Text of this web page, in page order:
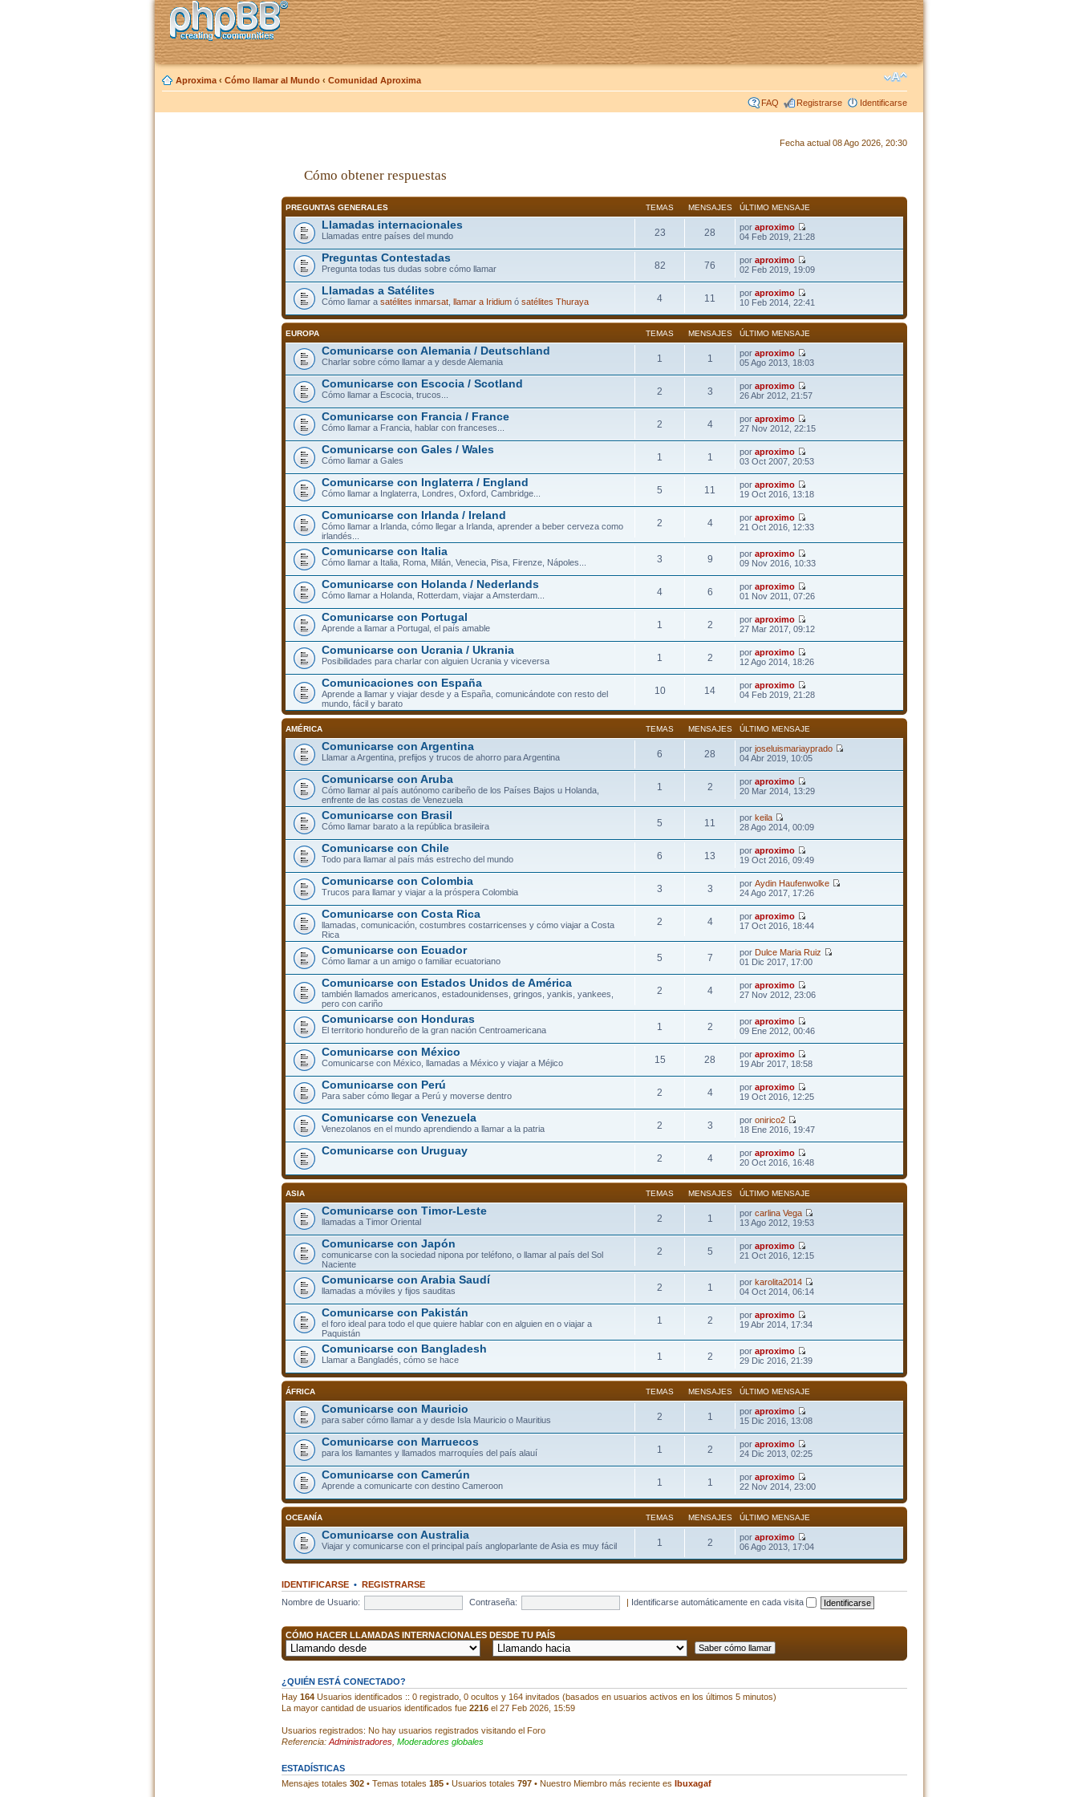
Aproxima ‹ Cómo llamar al Mundo ‹ Comunidad Aproxima
FAQ Registrarse Identificarse
Fecha actual 08 Ago 2026, 20:30
Cómo obtener respuestas
PREGUNTAS GENERALES TEMAS MENSAJES ÚLTIMO MENSAJE
Llamadas internacionales
Llamadas entre países del mundo 23 28 poraproximo
04 Feb 2019, 21:28
Preguntas Contestadas
Pregunta todas tus dudas sobre cómo llamar 82 76 poraproximo
02 Feb 2019, 19:09
Llamadas a Satélites
Cómo llamar a satélites inmarsat, llamar a Iridiumó satélites Thuraya 4 11 poraproximo
10 Feb 2014, 22:41
EUROPA TEMAS MENSAJES ÚLTIMO MENSAJE
Comunicarse con Alemania / Deutschland
Charlar sobre cómo llamar a y desde Alemania 1 1 poraproximo
05 Ago 2013, 18:03
Comunicarse con Escocia / Scotland
Cómo llamar a Escocia, trucos... 2 3 poraproximo
26 Abr 2012, 21:57
Comunicarse con Francia / France
Cómo llamar a Francia, hablar con franceses... 2 4 poraproximo
27 Nov 2012, 22:15
Comunicarse con Gales / Wales
Cómo llamar a Gales 1 1 poraproximo
03 Oct 2007, 20:53
Comunicarse con Inglaterra / England
Cómo llamar a Inglaterra, Londres, Oxford, Cambridge... 5 11 poraproximo
19 Oct 2016, 13:18
Comunicarse con Irlanda / Ireland
Cómo llamar a Irlanda, cómo llegar a Irlanda, aprender a beber cerveza como
irlandés...
2 4 poraproximo
21 Oct 2016, 12:33
Comunicarse con Italia
Cómo llamar a Italia, Roma, Milán, Venecia, Pisa, Firenze, Nápoles... 3 9 poraproximo
09 Nov 2016, 10:33
Comunicarse con Holanda / Nederlands
Cómo llamar a Holanda, Rotterdam, viajar a Amsterdam... 4 6 poraproximo
01 Nov 2011, 07:26
Comunicarse con Portugal
Aprende a llamar a Portugal, el país amable 1 2 poraproximo
27 Mar 2017, 09:12
Comunicarse con Ucrania / Ukrania
Posibilidades para charlar con alguien Ucrania y viceversa 1 2 poraproximo
12 Ago 2014, 18:26
Comunicaciones con España
Aprende a llamar y viajar desde y a España, comunicándote con resto del
mundo, fácil y barato
10 14 poraproximo
04 Feb 2019, 21:28
AMÉRICA TEMAS MENSAJES ÚLTIMO MENSAJE
Comunicarse con Argentina
Llamar a Argentina, prefijos y trucos de ahorro para Argentina 6 28 porjoseluismariayprado
04 Abr 2019, 10:05
Comunicarse con Aruba
Cómo llamar al país autónomo caribeño de los Países Bajos u Holanda,
enfrente de las costas de Venezuela
1 2 poraproximo
20 Mar 2014, 13:29
Comunicarse con Brasil
Cómo llamar barato a la república brasileira 5 11 porkeila
28 Ago 2014, 00:09
Comunicarse con Chile
Todo para llamar al país más estrecho del mundo 6 13 poraproximo
19 Oct 2016, 09:49
Comunicarse con Colombia
Trucos para llamar y viajar a la próspera Colombia 3 3 porAydin Haufenwolke
24 Ago 2017, 17:26
Comunicarse con Costa Rica
llamadas, comunicación, costumbres costarricenses y cómo viajar a Costa
Rica
2 4 poraproximo
17 Oct 2016, 18:44
Comunicarse con Ecuador
Cómo llamar a un amigo o familiar ecuatoriano 5 7 porDulce Maria Ruiz
01 Dic 2017, 17:00
Comunicarse con Estados Unidos de América
también llamados americanos, estadounidenses, gringos, yankis, yankees,
pero con cariño
2 4 poraproximo
27 Nov 2012, 23:06
Comunicarse con Honduras
El territorio hondureño de la gran nación Centroamericana 1 2 poraproximo
09 Ene 2012, 00:46
Comunicarse con México
Comunicarse con México, llamadas a México y viajar a Méjico 15 28 poraproximo
19 Abr 2017, 18:58
Comunicarse con Perú
Para saber cómo llegar a Perú y moverse dentro 2 4 poraproximo
19 Oct 2016, 12:25
Comunicarse con Venezuela
Venezolanos en el mundo aprendiendo a llamar a la patria 2 3 poronirico2
18 Ene 2016, 19:47
Comunicarse con Uruguay
2 4 poraproximo
20 Oct 2016, 16:48
ASIA TEMAS MENSAJES ÚLTIMO MENSAJE
Comunicarse con Timor-Leste
llamadas a Timor Oriental 2 1 porcarlina Vega
13 Ago 2012, 19:53
Comunicarse con Japón
comunicarse con la sociedad nipona por teléfono, o llamar al país del Sol
Naciente
2 5 poraproximo
21 Oct 2016, 12:15
Comunicarse con Arabia Saudí
llamadas a móviles y fijos sauditas 2 1 porkarolita2014
04 Oct 2014, 06:14
Comunicarse con Pakistán
el foro ideal para todo el que quiere hablar con en alguien en o viajar a
Paquistán
1 2 poraproximo
19 Abr 2014, 17:34
Comunicarse con Bangladesh
Llamar a Bangladés, cómo se hace 1 2 poraproximo
29 Dic 2016, 21:39
ÁFRICA TEMAS MENSAJES ÚLTIMO MENSAJE
Comunicarse con Mauricio
para saber cómo llamar a y desde Isla Mauricio o Mauritius 2 1 poraproximo
15 Dic 2016, 13:08
Comunicarse con Marruecos
para los llamantes y llamados marroquíes del país alauí 1 2 poraproximo
24 Dic 2013, 02:25
Comunicarse con Camerún
Aprende a comunicarte con destino Cameroon 1 1 poraproximo
22 Nov 2014, 23:00
OCEANÍA TEMAS MENSAJES ÚLTIMO MENSAJE
Comunicarse con Australia
Viajar y comunicarse con el principal país angloparlante de Asia es muy fácil 1 2 poraproximo
06 Ago 2013, 17:04
IDENTIFICARSE• REGISTRARSE
Nombre de Usuario:
Contraseña: | Identificarse automáticamente en cada visita
CÓMO HACER LLAMADAS INTERNACIONALES DESDE TU PAÍS
¿QUIÉN ESTÁ CONECTADO?
Hay 164Usuarios identificados :: 0 registrado, 0 ocultos y 164 invitados (basados en usuarios activos en los últimos 5 minutos)
La mayor cantidad de usuarios identificados fue 2216el 27 Feb 2026, 15:59
Usuarios registrados: No hay usuarios registrados visitando el Foro
Referencia: Administradores, Moderadores globales
ESTADÍSTICAS
Mensajes totales 302• Temas totales 185• Usuarios totales 797• Nuestro Miembro más reciente es Ibuxagaf